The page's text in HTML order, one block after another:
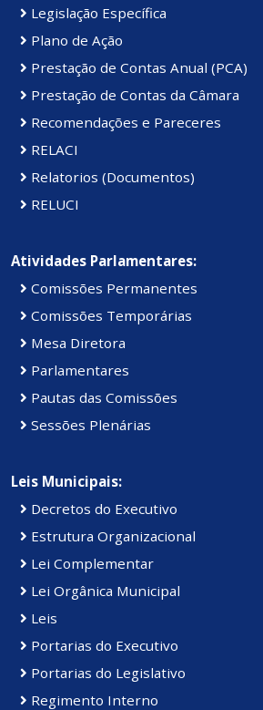
Legislação Específica
Plano de Ação
Prestação de Contas Anual (PCA)
Prestação de Contas da Câmara
Recomendações e Pareceres
RELACI
Relatorios (Documentos)
RELUCI
Atividades Parlamentares:
Comissões Permanentes
Comissões Temporárias
Mesa Diretora
Parlamentares
Pautas das Comissões
Sessões Plenárias
Leis Municipais:
Decretos do Executivo
Estrutura Organizacional
Lei Complementar
Lei Orgânica Municipal
Leis
Portarias do Executivo
Portarias do Legislativo
Regimento Interno